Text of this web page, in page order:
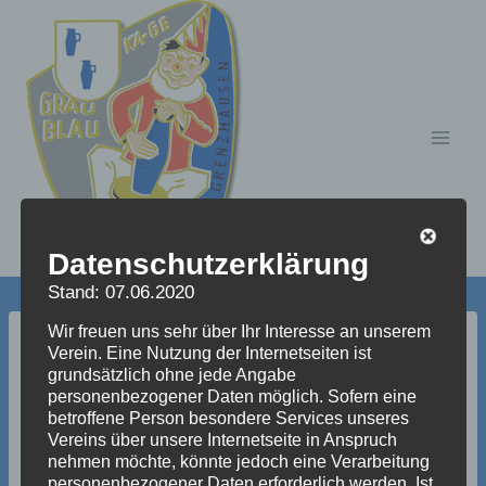
springen
Ballett 2015 (9 von 16)
Datenschutzerklärung
Stand: 07.06.2020
Wir freuen uns sehr über Ihr Interesse an unserem
Verein. Eine Nutzung der Internetseiten ist
grundsätzlich ohne jede Angabe
personenbezogener Daten möglich. Sofern eine
betroffene Person besondere Services unseres
Vereins über unsere Internetseite in Anspruch
nehmen möchte, könnte jedoch eine Verarbeitung